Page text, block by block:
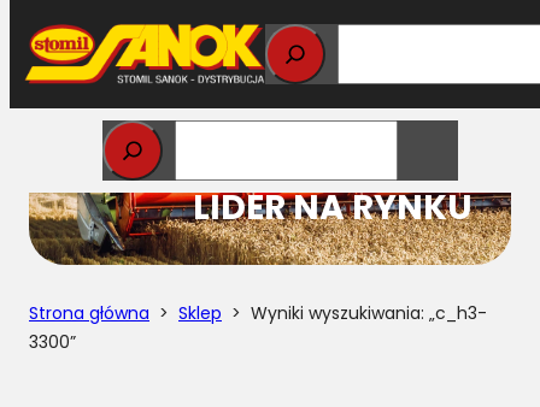
Przejdź
do
treści
STOMIL
LIDER NA RYNKU
Strona główna > Sklep > Wyniki wyszukiwania: „c_h3-
3300”